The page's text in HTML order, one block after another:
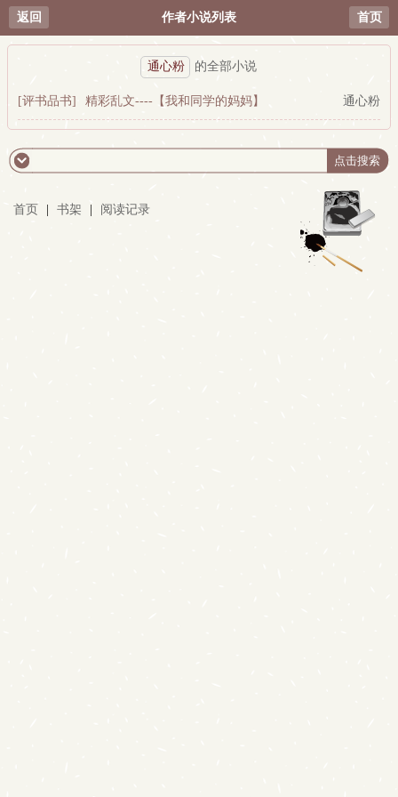
返回 作者小说列表 首页
通心粉 的全部小说
[评书品书] 精彩乱文----【我和同学的妈妈】 通心粉
首页 书架 阅读记录